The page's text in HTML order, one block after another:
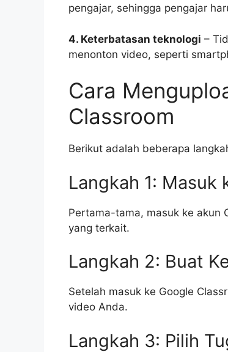
pengajar, sehingga pengajar
4. Keterbatasan teknologi –
menonton video, seperti
Cara
Classroom
Berikut adalah beberapa
Langkah 1: Masuk
Pertama-tama, masuk ke akun
yang terkait.
Langkah 2: Buat
Setelah masuk ke Google
video Anda.
Langkah 3: Pilih